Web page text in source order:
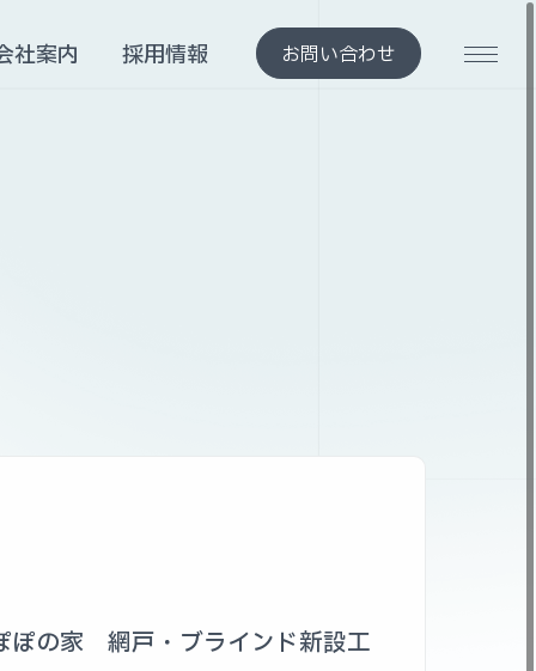
社案内
採用情報
お問い合わせ
メニ
の家 網戸・ブラインド新設工